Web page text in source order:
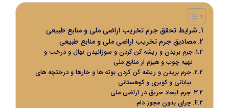
شرایط تحقق جرم تخریب اراضی ملی و منابع طبیعی
مصادیق جرم تخریب اراضی ملی و منابع طبیعی
جرم بریدن و ریشه کن کردن و سوزانیدن نهال و درخت و
تهیه چوب و هیزم از منابع ملی
جرم بریدن و ریشه کن کردن بوته ها و خارها و درختچه های
بیابانی و کویری و کوهستانی
جرم ایجاد حریق در اراضی ملی
چرای بدون مجوز دام